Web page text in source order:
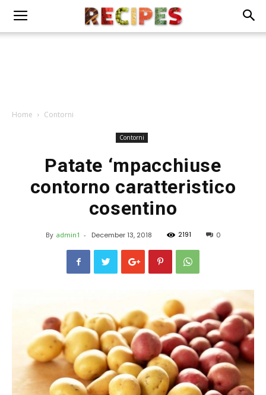
Home Contorni
Contorni
Patate ‘mpacchiuse
contorno caratteristico
cosentino
By admin1 - December 13, 2018 2191 0